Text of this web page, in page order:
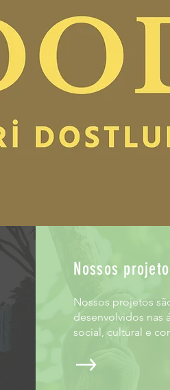
Nossos
Nossos projetos
desenvolvidos nas
social, cultural e